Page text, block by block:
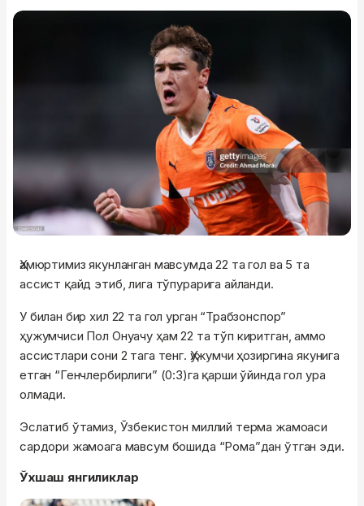
Ҳамюртимиз якунланган мавсумда 22 та гол ва 5 та
ассист қайд этиб, лига тўпурарига айланди.
У билан бир хил 22 та гол урган “Трабзонспор”
ҳужумчиси Пол Онуачу ҳам 22 та тўп киритган, аммо
ассистлари сони 2 тага тенг. Ҳужумчи ҳозиргина якунига
етган “Генчлербирлиги” (0:3)га қарши ўйинда гол ура
олмади.
Эслатиб ўтамиз, Ўзбекистон миллий терма жамоаси
сардори жамоага мавсум бошида “Рома”дан ўтган эди.
Ўхшаш янгиликлар